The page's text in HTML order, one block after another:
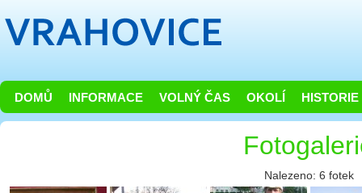
DOMŮ INFORMACE VOLNÝ ČAS OKOLÍ HISTORIE
Nalezeno: 6 fotek